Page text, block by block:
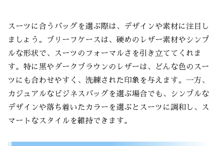
スーツに合うバッグを選ぶ際は、デザインや素材に注目し
ましょう。ブリーフケースは、硬めのレザー素材やシンプ
ルな形状で、スーツのフォーマルさを引き立ててくれま
す。特に黒やダークブラウンのレザーは、どんな色のスー
ツにも合わせやすく、洗練された印象を与えます。一方、
カジュアルなビジネスバッグを選ぶ場合でも、シンプルな
デザインや落ち着いたカラーを選ぶとスーツに調和し、ス
マートなスタイルを維持できます。